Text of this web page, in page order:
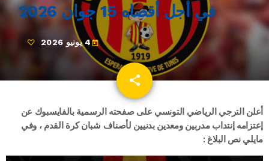
في أجل أقصاه 15 جوان 2026
today4 يونيو 2026
share
email
أعلن الترجي الرياضي التونسي على صفحته الرسمية بالفايسبوك عن
إعتزامه إنتداب مدربين ومعدين بدنيين لأصناف شبان كرة القدم ، وفي
مايلي نص البلاغ :